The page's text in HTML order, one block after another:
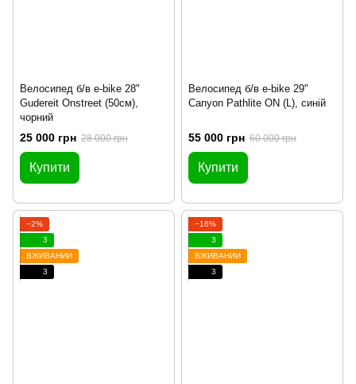
Велосипед б/в e-bike 28"
Gudereit Onstreet (50см),
чорний
25 000 грн 28 000 грн
Купити
Велосипед б/в e-bike 29"
Canyon Pathlite ON (L), синій
55 000 грн 60 000 грн
Купити
−2%
3
ВЖИВАНИЙ
3
−16%
3
ВЖИВАНИЙ
3